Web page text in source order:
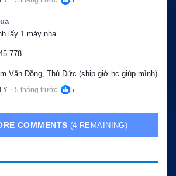
lấy 1 máy nha
778
Văn Đồng, Thủ Đức (ship giờ hc giúp mình)
· 5 tháng trước 5
COMMENTS (4 REMAINING)